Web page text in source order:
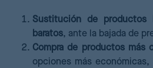
Sustitución de productos
baratos, ante la bajada de
Compra de productos más
opciones más